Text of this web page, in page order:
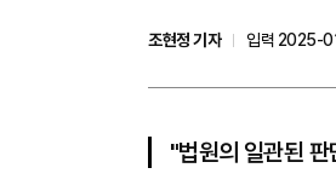
조현정 기자
입력 2025-
"법원의 일관된